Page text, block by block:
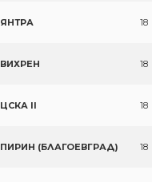
ЯНТРА 18
ВИХРЕН 18
ЦСКА II 18
ПИРИН (БЛАГОЕВГРАД) 18